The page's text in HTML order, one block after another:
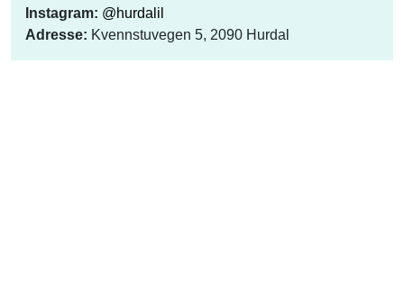
Instagram: @hurdalil
Adresse: Kvennstuvegen 5, 2090 Hurdal